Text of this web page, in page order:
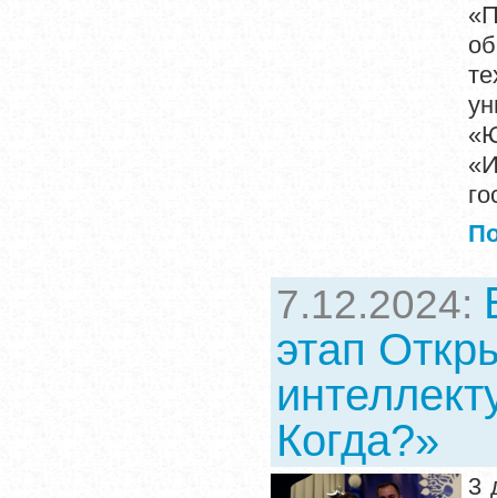
7.12.2024:
этап
Когда?»
3